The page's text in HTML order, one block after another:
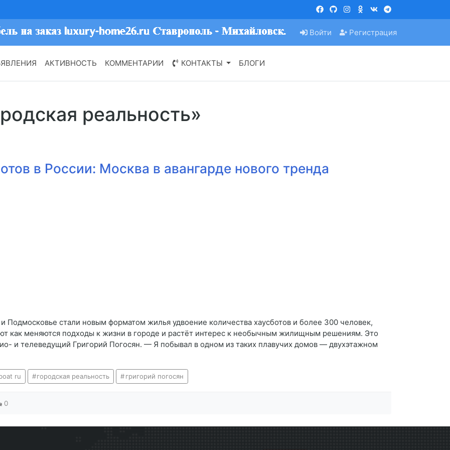
Войти Регистрация
АКТИВНОСТЬ КОММЕНТАРИИ КОНТАКТЫ БЛОГИ
реальность»
в России: Москва в авангарде нового тренда
Подмосковье стали новым форматом жилья удвоение количества хаусботов и более 300 человек,
как меняются подходы к жизни в городе и растёт интерес к необычным жилищным решениям. Это
и телеведущий Григорий Погосян. — Я побывал в одном из таких плавучих домов — двухэтажном
ru городская реальность григорий погосян
0